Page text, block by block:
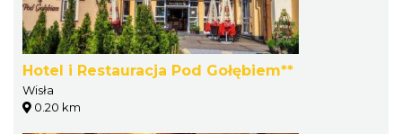
Hotel i Restauracja Pod Gołębiem**
Wisła
0.20 km